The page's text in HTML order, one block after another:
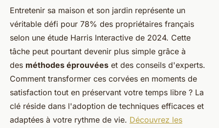
Découvrez les meilleures
astuces pour entretenir
efficacement votre maison et
votre jardin
Thaïs•13 janvier 2026•8 min de lecture
Entretenir sa maison et son jardin représente un
véritable défi pour 78% des propriétaires français
selon une étude Harris Interactive de 2024. Cette
tâche peut pourtant devenir plus simple grâce à
des méthodes éprouvées et des conseils d'experts.
Comment transformer ces corvées en moments de
satisfaction tout en préservant votre temps libre ? La
clé réside dans l'adoption de techniques efficaces et
adaptées à votre rythme de vie. Découvrez les